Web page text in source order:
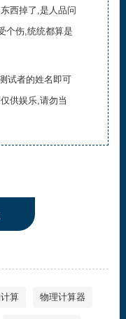
西掉了,是人品问
个伤,统统都算是
试者的姓名即可
供娱乐,请勿当
算 物理计算器